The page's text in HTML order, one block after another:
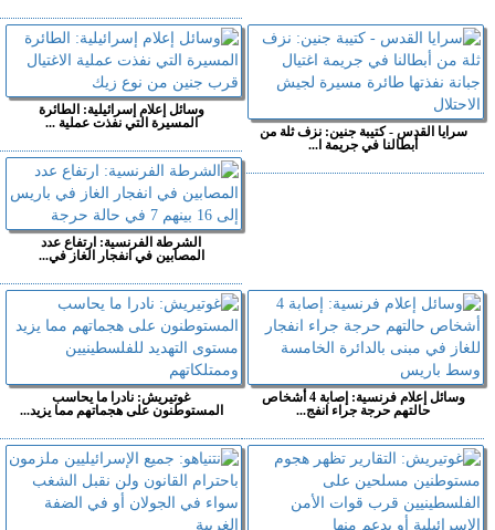
سرايا القدس - كتيبة جنين: نزف ثلة من
أبطالنا في جريمة ا...
وسائل إعلام إسرائيلية: الطائرة
المسيرة التي نفذت عملية ...
الشرطة الفرنسية: ارتفاع عدد
المصابين في انفجار الغاز في...
وسائل إعلام فرنسية: إصابة 4 أشخاص
حالتهم حرجة جراء انفج...
غوتيريش: نادرا ما يحاسب
المستوطنون على هجماتهم مما يزيد...